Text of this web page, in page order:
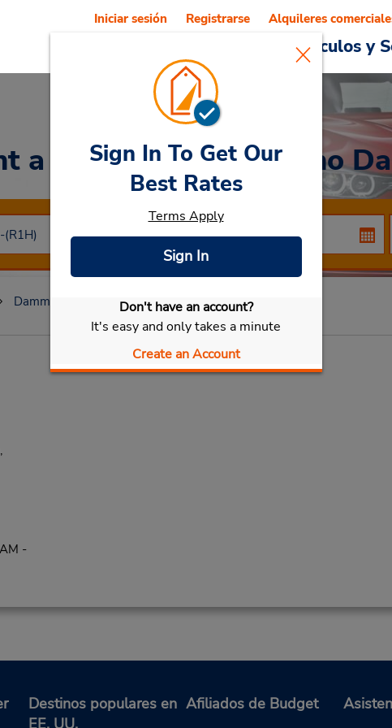
Vehículos y
Iniciar sesión Registrarse Alquileres
a Carat Centro de Rho
Seleccionar mi vehículo
Sign In To Get Our
Best Rates
Terms Apply
Sign In
Don't have an account?
It's easy and only takes a minute
Create an Account
Dammam Centro de Rho Dam
-
Destinos populares en
EE. UU.
Afiliados de Budget